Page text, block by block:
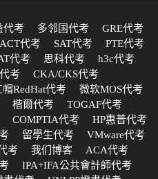
代考 多邻国代考
GRE代考
ACT代考 SAT代考
PTE代考
代考 思科代考
h3c代考
考
CKA/CKS代考
帽RedHat代考
微软MOS代考
楷爾代考
TOGAF代考
COMPTIA代考
HP惠普代考
留學生代考
VMware代考
考 我们博客
ACA代考
IPA+IFA公共會計師代考